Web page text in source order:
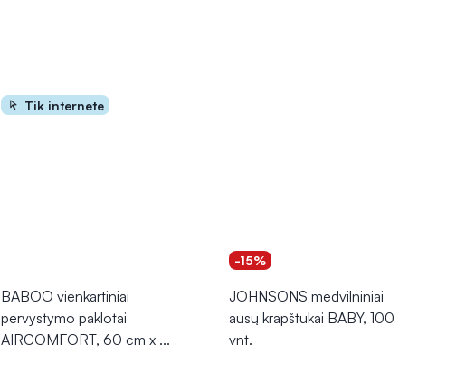
Tik internete
BABOO vienkartiniai
pervystymo paklotai
AIRCOMFORT, 60 cm x ...
-15%
JOHNSONS medvilniniai
ausų krapštukai BABY, 100
vnt.